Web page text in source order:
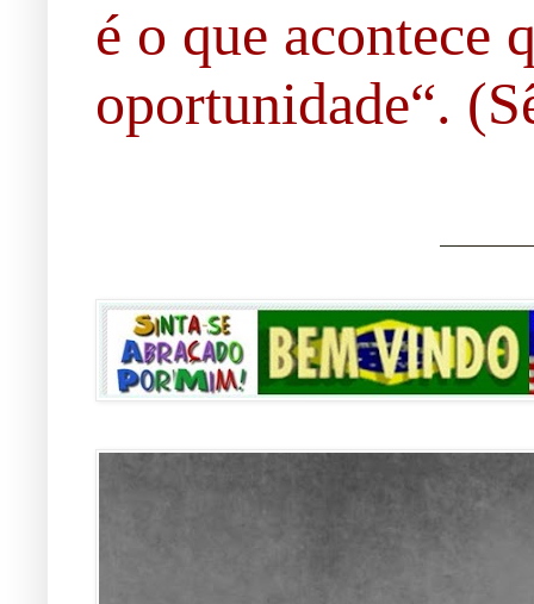
é o que acontece
oportunidade“.